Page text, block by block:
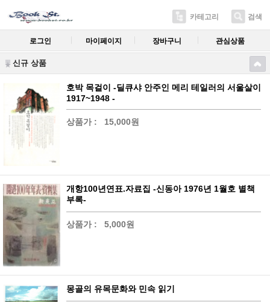
카테고리 검색
로그인 마이페이지 장바구니 관심상품
신규 상품
호박 목걸이 -딜큐샤 안주인 메리 테일러의 서울살이
1917~1948 -
상품가 : 15,000원
개항100년연표.자료집 -신동아 1976년 1월호 별책
부록-
상품가 : 5,000원
몽골의 유목문화와 민속 읽기